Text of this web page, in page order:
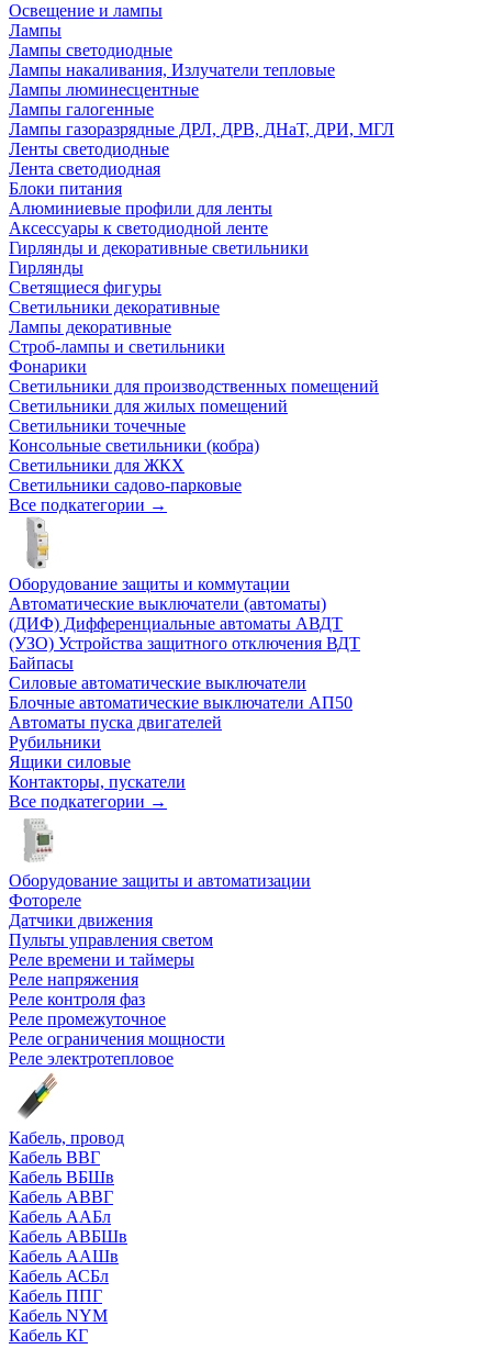
Освещение и лампы
Лампы
Лампы светодиодные
Лампы накаливания, Излучатели тепловые
Лампы люминесцентные
Лампы галогенные
Лампы газоразрядные ДРЛ, ДРВ, ДНаТ, ДРИ, МГЛ
Ленты светодиодные
Лента светодиодная
Блоки питания
Алюминиевые профили для ленты
Аксессуары к светодиодной ленте
Гирлянды и декоративные светильники
Гирлянды
Светящиеся фигуры
Светильники декоративные
Лампы декоративные
Строб-лампы и светильники
Фонарики
Светильники для производственных помещений
Светильники для жилых помещений
Светильники точечные
Консольные светильники (кобра)
Светильники для ЖКХ
Светильники садово-парковые
Все подкатегории →
Оборудование защиты и коммутации
Автоматические выключатели (автоматы)
(ДИФ) Дифференциальные автоматы АВДТ
(УЗО) Устройства защитного отключения ВДТ
Байпасы
Силовые автоматические выключатели
Блочные автоматические выключатели АП50
Автоматы пуска двигателей
Рубильники
Ящики силовые
Контакторы, пускатели
Все подкатегории →
Оборудование защиты и автоматизации
Фотореле
Датчики движения
Пульты управления светом
Реле времени и таймеры
Реле напряжения
Реле контроля фаз
Реле промежуточное
Реле ограничения мощности
Реле электротепловое
Кабель, провод
Кабель ВВГ
Кабель ВБШв
Кабель АВВГ
Кабель ААБл
Кабель АВБШв
Кабель ААШв
Кабель АСБл
Кабель ППГ
Кабель NYM
Кабель КГ